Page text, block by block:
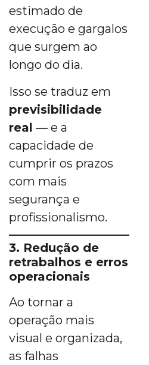
estimado de
execução e gargalos
que surgem ao
longo do dia.
Isso se traduz em
previsibilidade
real — e a
capacidade de
cumprir os prazos
com mais
segurança e
profissionalismo.
3. Redução de
retrabalhos e erros
operacionais
Ao tornar a
operação mais
visual e organizada,
as falhas